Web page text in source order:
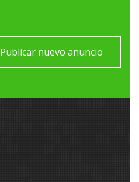
Publicar nuevo anuncio